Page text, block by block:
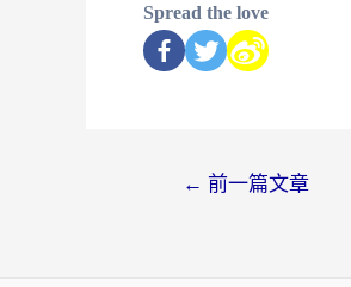
Spread the love
← 前一篇文章